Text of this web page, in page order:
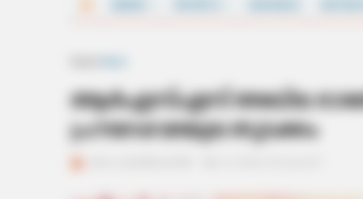
ആര്‍എസ്എസ് അഖില
പ്രൗഢോജ്ജ്വല തുടക്കം